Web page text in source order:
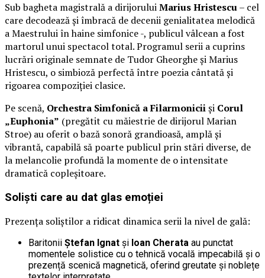
Sub bagheta magistrală a dirijoruluiMarius Hristescu– cel
care decodează și îmbracă de decenii genialitatea melodică
a Maestrului în haine simfonice -, publicul vâlcean a fost
martorul unui spectacol total. Programul serii a cuprins
lucrări originale semnate de Tudor Gheorghe și Marius
Hristescu, o simbioză perfectă între poezia cântată și
rigoarea compoziției clasice.
Pe scenă, Orchestra Simfonică a Filarmoniciiși Corul
„Euphonia” (pregătit cu măiestrie de dirijorul Marian
Stroe) au oferit o bază sonoră grandioasă, amplă și
vibrantă, capabilă să poarte publicul prin stări diverse, de
la melancolie profundă la momente de o intensitate
dramatică copleșitoare.
Soliști care au dat glas emoției
Prezența soliștilor a ridicat dinamica serii la nivel de gală:
Baritonii Ștefan Ignat și Ioan Cherata au punctat
momentele solistice cu o tehnică vocală impecabilă și o
prezență scenică magnetică, oferind greutate și noblețe